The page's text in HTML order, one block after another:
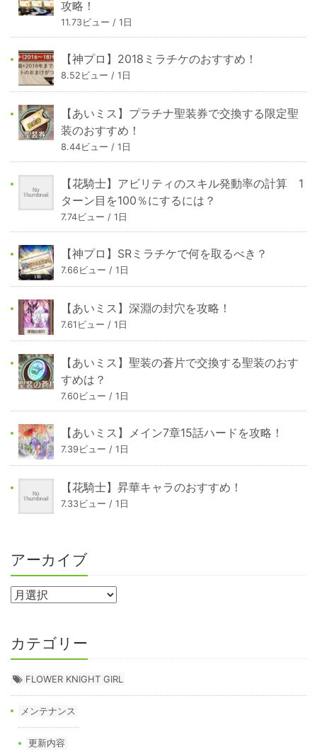
攻略！
11.73ビュー / 1日
【神プロ】2018ミラチケのおすすめ！
8.52ビュー / 1日
【あいミス】プラチナ聖装券で交換する限定聖
装のおすすめ！
8.44ビュー / 1日
【花騎士】アビリティのスキル発動率の計算 1
ターン目を100％にするには？
7.74ビュー / 1日
【神プロ】SRミラチケで何を取るべき？
7.66ビュー / 1日
【あいミス】深淵の封穴を攻略！
7.61ビュー / 1日
【あいミス】聖装の蒼片で交換する聖装のおす
すめは？
7.60ビュー / 1日
【あいミス】メイン7章15話ハードを攻略！
7.39ビュー / 1日
【花騎士】昇華キャラのおすすめ！
7.33ビュー / 1日
アーカイブ
カテゴリー
FLOWER KNIGHT GIRL
メンテナンス
更新内容